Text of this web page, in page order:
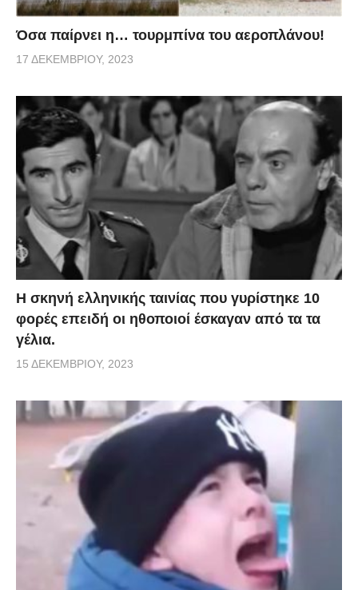
Όσα παίρνει η… τουρμπίνα του αεροπλάνου!
17 ΔΕΚΕΜΒΡΊΟΥ, 2023
H σκηνή ελληνικής ταινίας που γυρίστηκε 10
φορές επειδή οι ηθοποιοί έσκαγαν από τα τα
γέλια.
15 ΔΕΚΕΜΒΡΊΟΥ, 2023